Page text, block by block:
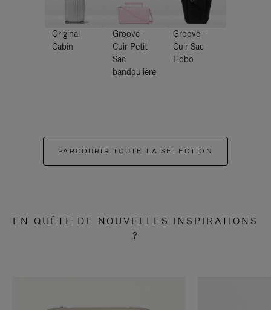
Original
Cabin
Groove -
Cuir Petit
Sac
bandoulière
Groove -
Cuir Sac
Hobo
PARCOURIR TOUTE LA SÉLECTION
EN QUÊTE DE NOUVELLES INSPIRATIONS
?